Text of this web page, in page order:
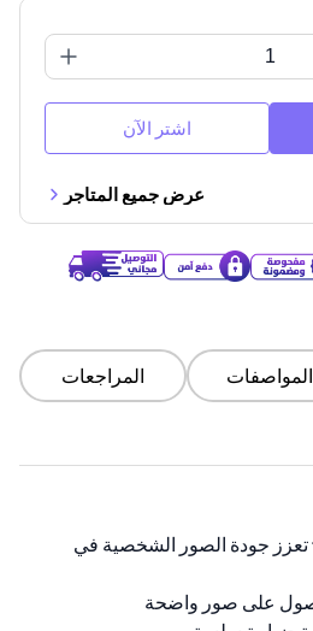
اشتر الآن
عرض جميع المتاجر
المواصفات المراجعات
فتحة العدسة العريضة f/1.4 تعزز جودة الصور الشخصية في